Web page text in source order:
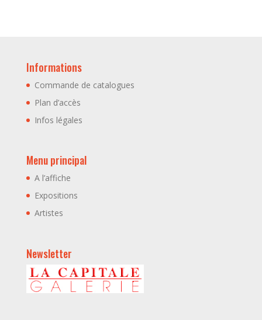
Informations
Commande de catalogues
Plan d’accès
Infos légales
Menu principal
A l’affiche
Expositions
Artistes
Newsletter